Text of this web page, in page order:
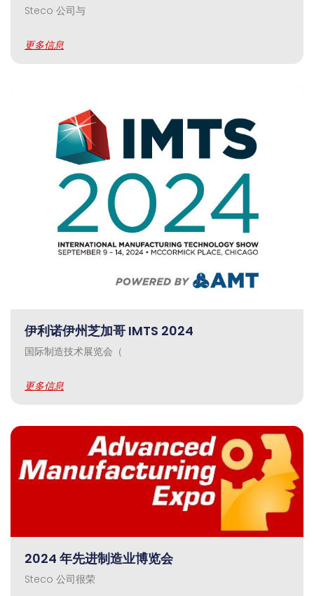
Steco 公司与
更多信息
伊利诺伊州芝加哥 IMTS 2024
国际制造技术展览会（
更多信息
2024 年先进制造业博览会
Steco 公司很荣